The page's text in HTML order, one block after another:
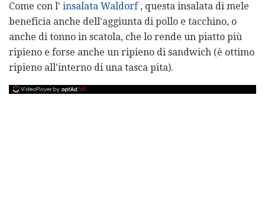
Come con l' insalata Waldorf, questa insalata di mele
beneficia anche dell'aggiunta di pollo e tacchino, o
anche di tonno in scatola, che lo rende un piatto più
ripieno e forse anche un ripieno di sandwich (è ottimo
ripieno all'interno di una tasca pita).